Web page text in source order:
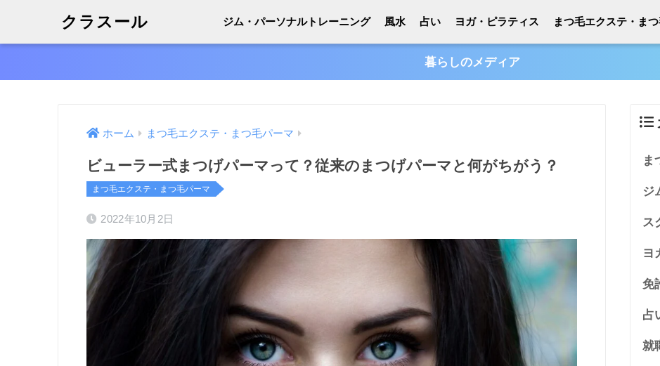
クラスール ジム・パーソナルトレーニング 風水 占い ヨガ・ピラティス まつ毛エクステ・ま
暮らしのメディア
ホーム まつ毛エクステ・まつ毛パーマ
ビューラー式まつげパーマって？従来のまつげパーマと何がちがう？
まつ毛エクステ・まつ毛パーマ
2022年10月2日
ま
ジ
ス
ヨ
免
占
就